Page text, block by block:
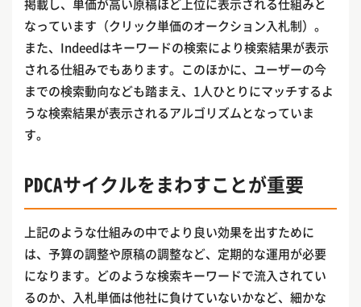
掲載し、単価が高い原稿ほど上位に表示される仕組みと
なっています（クリック単価のオークション入札制）。
また、Indeedはキーワードの検索により検索結果が表示
される仕組みでもあります。このほかに、ユーザーの今
までの検索動向なども踏まえ、1人ひとりにマッチするよ
うな検索結果が表示されるアルゴリズムとなっていま
す。
PDCAサイクルをまわすことが重要
上記のような仕組みの中でより良い効果を出すために
は、予算の調整や原稿の調整など、定期的な運用が必要
になります。どのような検索キーワードで流入されてい
るのか、入札単価は他社に負けていないかなど、細かな